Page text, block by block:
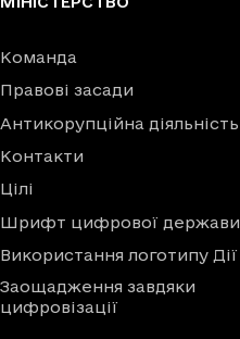
Команда
Правові засади
Антикорупційна діяльність
Контакти
Цілі
Шрифт цифрової держави
Використання логотипу Дії
Заощадження завдяки
цифровізації